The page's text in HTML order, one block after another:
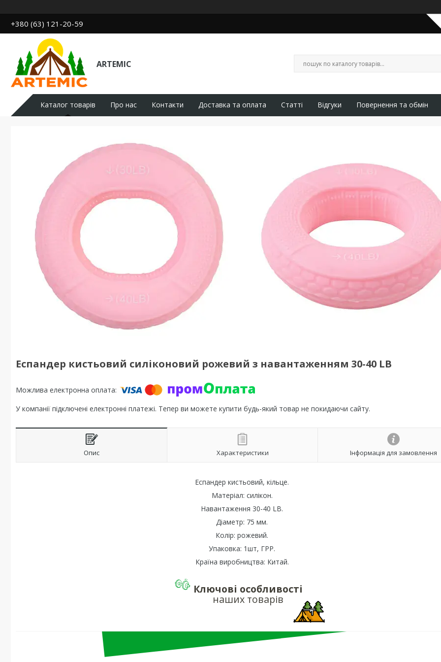
+380 (63) 121-20-59
ARTEMIC
Каталог товарів Про нас Контакти Доставка та оплата Статті Відгуки Повернення та обмін
Еспандер кистьовий силіконовий рожевий з навантаженням 30-40 LB
У компанії підключені електронні платежі. Тепер ви можете купити будь-який товар не покидаючи сайту.
Опис Характеристики Інформація для замовлення
Еспандер кистьовий, кільце.
Матеріал: силікон.
Навантаження 30-40 LB.
Діаметр: 75 мм.
Колір: рожевий.
Упаковка: 1шт, ГРР.
Країна виробництва: Китай.
Ключові особливості
наших товарів